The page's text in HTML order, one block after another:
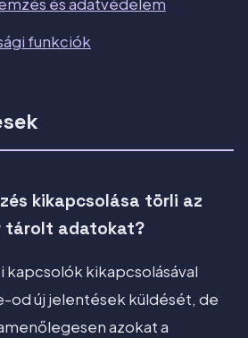
és adatvédelem
funkciók
kikapcsolása törli az
tárolt adatokat?
kapcsolók kikapcsolásával
od új jelentések küldését, de
azokat a